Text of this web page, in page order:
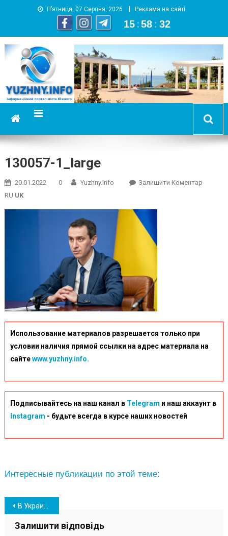
П’ятниця, 07 Серпня, 2026 Реклама на сайті
15 :58 : 33
YUZHNY.INFO
информационный портал города Южный
130057-1_large
20.01.2022 0 Yuzhny.info Залишити КоментарOn
RU UK
Использование материалов разрешается только при
условии наличия прямой ссылки на адрес материала на
сайтеwww.yuzhny.info.
Подписывайтесь на наш канал в Telegram и наш аккаунт в
Instagram - будьте всегда в курсе наших новостей
Интересные публикации по этой теме:
Навігація
записів
В Украине началась вспышка COVID-19: Минздрав сделал официальное заявление
Залишити відповідь